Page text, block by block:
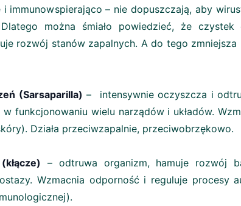
immunowspierająco – nie dopuszczają, aby
można śmiało powiedzieć, że czystek
rozwój stanów zapalnych. A do tego
(Sarsaparilla) – intensywnie oczyszcza i
funkcjonowaniu wielu narządów i układów.
Działa przeciwzapalnie, przeciwobrzękowo.
– odtruwa organizm, hamuje rozwój
Wzmacnia odporność i reguluje procesy